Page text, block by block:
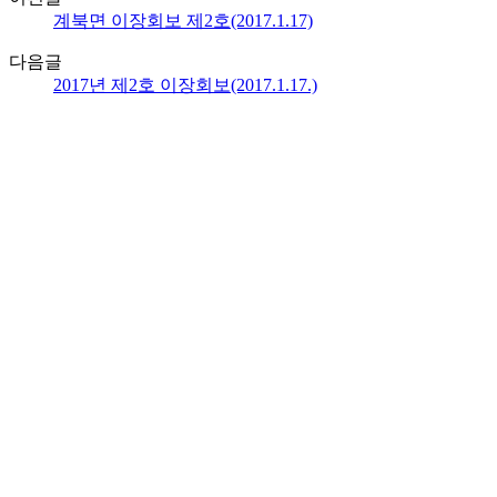
계북면 이장회보 제2호(2017.1.17)
다음글
2017년 제2호 이장회보(2017.1.17.)